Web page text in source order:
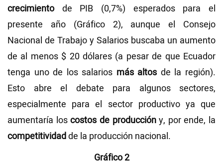
crecimientode PIB (0,7%) esperados para el
presente año (Gráfico 2), aunque el Consejo
Nacional de Trabajo y Salarios buscaba un aumento
de al menos $ 20 dólares (a pesar de que Ecuador
tenga uno de los salarios más altos de la región).
Esto abre el debate para algunos sectores,
especialmente para el sector productivo ya que
aumentaría loscostos de produccióny, por ende, la
competitividadde la producción nacional.
Gráfico 2